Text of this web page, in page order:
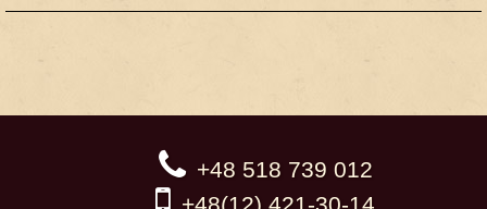
+48 518 739 012
+48(12) 421-30-14